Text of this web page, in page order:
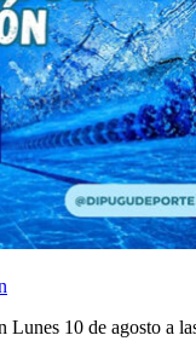
10 de agosto a